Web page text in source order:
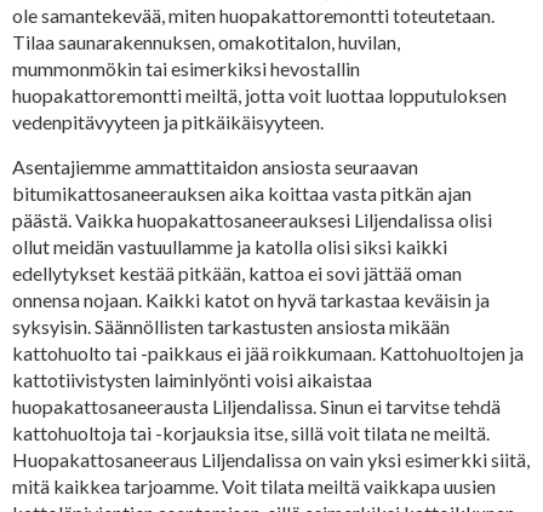
ole samantekevää, miten huopakattoremontti toteutetaan.
Tilaa saunarakennuksen, omakotitalon, huvilan,
mummonmökin tai esimerkiksi hevostallin
huopakattoremontti meiltä, jotta voit luottaa lopputuloksen
vedenpitävyyteen ja pitkäikäisyyteen.
Asentajiemme ammattitaidon ansiosta seuraavan
bitumikattosaneerauksen aika koittaa vasta pitkän ajan
päästä. Vaikka huopakattosaneerauksesi Liljendalissa olisi
ollut meidän vastuullamme ja katolla olisi siksi kaikki
edellytykset kestää pitkään, kattoa ei sovi jättää oman
onnensa nojaan. Kaikki katot on hyvä tarkastaa keväisin ja
syksyisin. Säännöllisten tarkastusten ansiosta mikään
kattohuolto tai -paikkaus ei jää roikkumaan. Kattohuoltojen ja
kattotiivistysten laiminlyönti voisi aikaistaa
huopakattosaneerausta Liljendalissa. Sinun ei tarvitse tehdä
kattohuoltoja tai -korjauksia itse, sillä voit tilata ne meiltä.
Huopakattosaneeraus Liljendalissa on vain yksi esimerkki siitä,
mitä kaikkea tarjoamme. Voit tilata meiltä vaikkapa uusien